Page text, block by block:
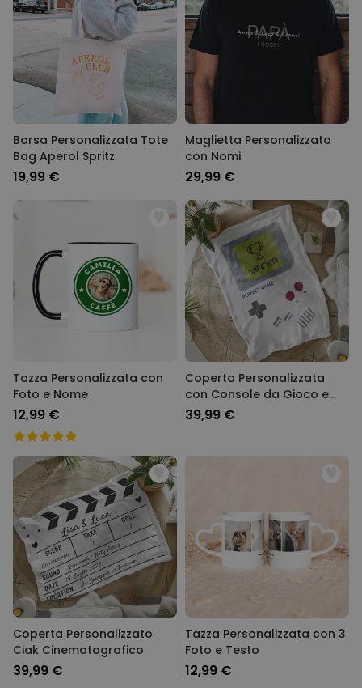
Borsa Personalizzata Tote
Bag Aperol Spritz
19,99 €
Maglietta Personalizzata
con Nomi
29,99 €
Tazza Personalizzata con
Foto e Nome
12,99 €
Coperta Personalizzata
con Console da Gioco e
Testo
39,99 €
Coperta Personalizzato
Ciak Cinematografico
39,99 €
Tazza Personalizzata con 3
Foto e Testo
12,99 €